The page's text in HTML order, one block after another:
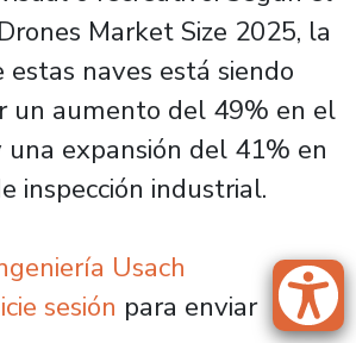
Market Size 2025, la
estas naves está siendo
un aumento del 49% en el
una expansión del 41% en
inspección industrial.
Usach
Usach implementa
sesión para enviar